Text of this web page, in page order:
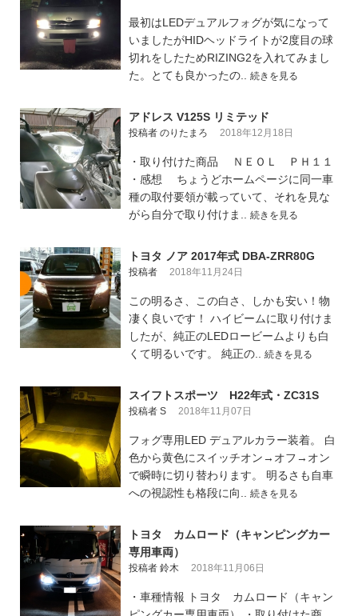
最初はLEDデュアルフォグが気になって
いましたがHIDヘッドライトが2度目の球
切れをしたためRIZING2を入れてみまし
た。とても良かったの.. 続きを見る
アドレス V125S リミテッド
投稿者 のりたまろ 2018年12月18日
・取り付けた商品 ＮＥＯＬ ＰＨ１１
・感想 ちょうどホームページに同一車
種の取付要領が載っていて、それを見な
がら自分で取り付けま.. 続きを見る
トヨタ ノア 2017年式 DBA-ZRR80G
投稿者 2018年11月24日
この明るさ、この白さ、しかも安い！物
凄く良いです！ ハイビームに取り付けま
したが、純正のLEDロービームよりも白
くて明るいです。 純正の.. 続きを見る
スイフトスポーツ H22年式・ZC31S
投稿者 S 2018年11月07日
フォグ専用LED デュアルカラー装着。 白
色から黄色にスイッチオン→オフ→オン
で瞬時に切り替わります。 明るさも自車
への視認性も格段に向.. 続きを見る
トヨタ カムロード（キャンピングカー
専用車両）
投稿者 鈴木 2018年11月06日
・車種情報 トヨタ カムロード（キャン